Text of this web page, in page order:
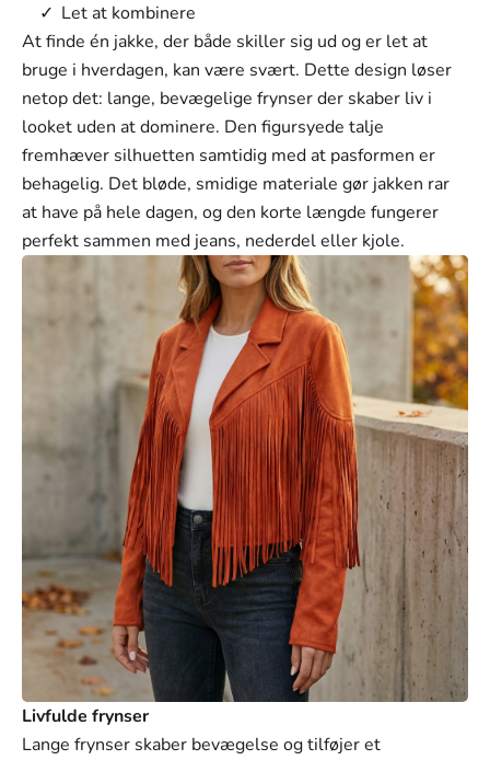
Hvid
Størrelse:
S
Størrelse
S
M
L
Let at kombinere
At finde én jakke, der både skiller sig ud og er let at
bruge i hverdagen, kan være svært. Dette design løser
netop det: lange, bevægelige frynser der skaber liv i
looket uden at dominere. Den figursyede talje
fremhæver silhuetten samtidig med at pasformen er
behagelig. Det bløde, smidige materiale gør jakken rar
at have på hele dagen, og den korte længde fungerer
perfekt sammen med jeans, nederdel eller kjole.
Livfulde frynser
Lange frynser skaber bevægelse og tilføjer et